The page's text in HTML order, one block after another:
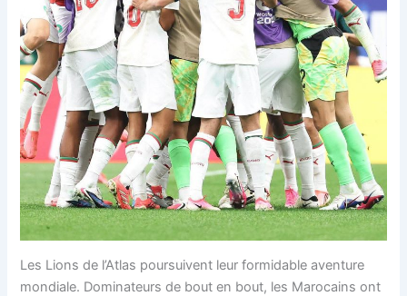
Les Lions de l’Atlas poursuivent leur formidable aventure
mondiale. Dominateurs de bout en bout, les Marocains ont